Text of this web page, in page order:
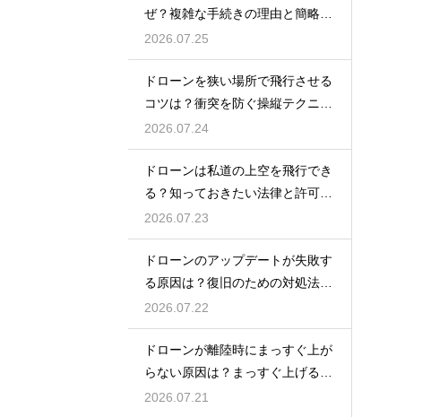
ぜ？複雑な手続きの理由と簡略化
の動向
2026.07.25
ドローンを狭い場所で飛行させる
コツは？衝突を防ぐ操縦テクニッ
クを解説
2026.07.24
ドローンは私道の上空を飛行でき
る？知っておきたい法律と許可の
ルール
2026.07.23
ドローンのアップデートが失敗す
る原因は？復旧のための対処法を
解説
2026.07.22
ドローンが離陸時にまっすぐ上が
らない原因は？まっすぐ上げるた
めのコツを解説
2026.07.21